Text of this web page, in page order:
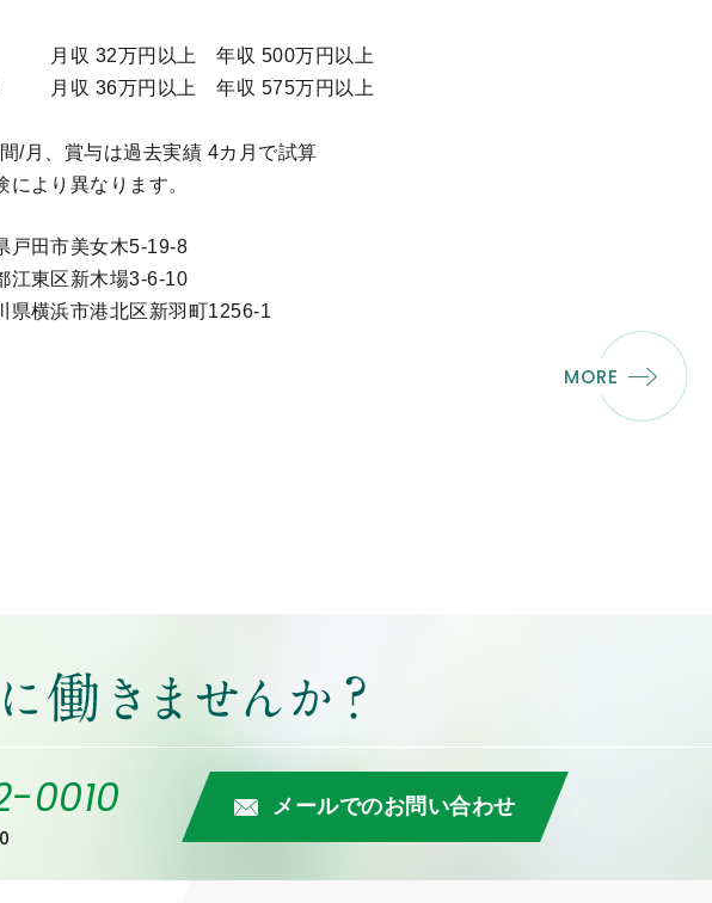
32万円以上 年収 500万円以上
〉 月収 36万円以上 年収 575万円以上
/月、賞与は過去実績 4カ月で試算
より異なります。
田市美女木5-19-8
東区新木場3-6-10
横浜市港北区新羽町1256-1
MORE
0010 メールでのお問い合わせ